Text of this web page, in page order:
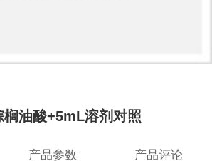
油酸+5mL溶剂对照
产品参数 产品评论